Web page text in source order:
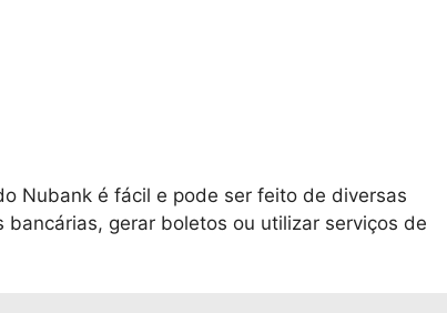
Nubank é fácil e pode ser feito de diversas
gerar boletos ou utilizar serviços de